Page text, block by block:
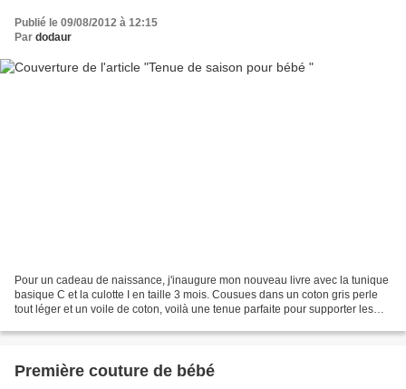
Publié le 09/08/2012 à 12:15
Par dodaur
Pour un cadeau de naissance, j'inaugure mon nouveau livre avec la tunique
basique C et la culotte I en taille 3 mois. Cousues dans un coton gris perle
tout léger et un voile de coton, voilà une tenue parfaite pour supporter les
Première couture de bébé